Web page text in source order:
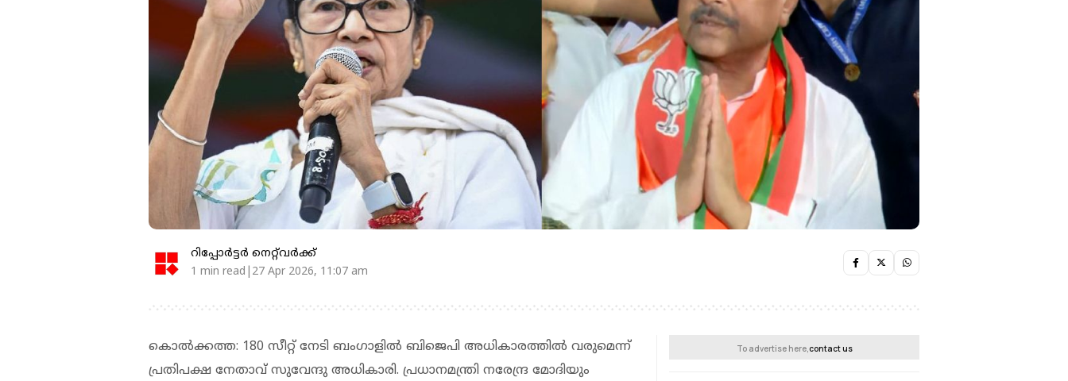
റിപ്പോർട്ടർ നെറ്റ്‌വര്‍ക്ക്‌
1 min read|27 Apr 2026, 11:07 am
കൊല്‍ക്കത്ത: 180 സീറ്റ് നേടി ബംഗാളില്‍ ബിജെപി അധികാരത്തില്‍ വരുമെന്ന്
പ്രതിപക്ഷ നേതാവ് സുവേന്ദു അധികാരി. പ്രധാനമന്ത്രി നരേന്ദ്ര മോദിയും
To advertise here, contact us